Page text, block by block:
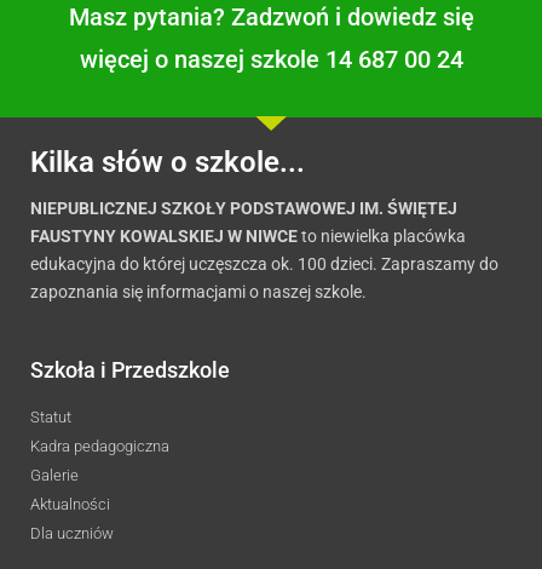
Masz pytania? Zadzwoń i dowiedz się
więcej o naszej szkole 14 687 00 24
Kilka słów o szkole...
NIEPUBLICZNEJ SZKOŁY PODSTAWOWEJ IM. ŚWIĘTEJ
FAUSTYNY KOWALSKIEJ W NIWCEto niewielka placówka
edukacyjna do której uczęszcza ok. 100 dzieci. Zapraszamy do
zapoznania się informacjami o naszej szkole.
Szkoła i Przedszkole
Statut
Kadra pedagogiczna
Galerie
Aktualności
Dla uczniów